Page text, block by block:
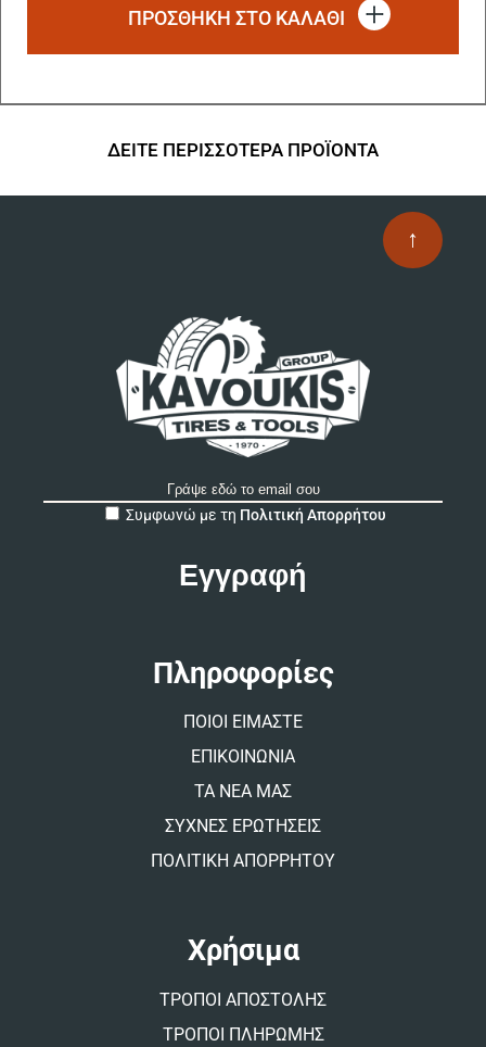
ΠΡΟΣΘΗΚΗ ΣΤΟ ΚΑΛΑΘΙ
ΔΕΙΤΕ ΠΕΡΙΣΣΟΤΕΡΑ ΠΡΟΪΟΝΤΑ
↑
Συμφωνώ με τη Πολιτική Απορρήτου
Πληροφορίες
ΠΟΙΟΙ ΕΙΜΑΣΤΕ
ΕΠΙΚΟΙΝΩΝΙΑ
ΤΑ ΝΕΑ ΜΑΣ
ΣΥΧΝΕΣ ΕΡΩΤΗΣΕΙΣ
ΠΟΛΙΤΙΚΗ ΑΠΟΡΡΗΤΟΥ
Χρήσιμα
ΤΡΟΠΟΙ ΑΠΟΣΤΟΛΗΣ
ΤΡΟΠΟΙ ΠΛΗΡΩΜΗΣ